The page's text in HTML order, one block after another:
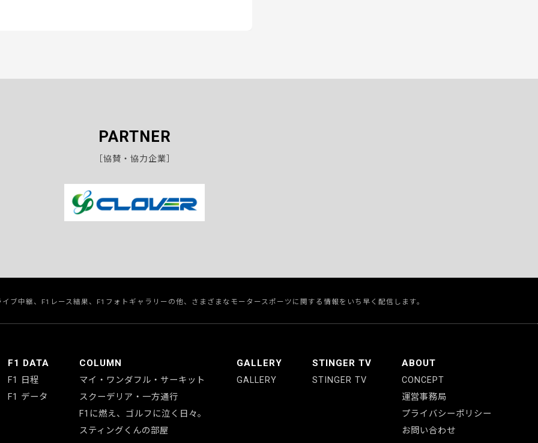
PARTNER
［協賛・協力企業］
ブ中継、F1レース結果、F1フォトギャラリーの他、さまざまなモータースポーツに関する情報をいち早く配信します。
F1 DATA
F1 日程
F1 データ
COLUMN
マイ・ワンダフル・サーキット
スクーデリア・一方通行
F1に燃え、ゴルフに泣く日々。
スティングくんの部屋
GALLERY
GALLERY
STINGER TV
STINGER TV
ABOUT
CONCEPT
運営事務局
プライバシーポリシー
お問い合わせ